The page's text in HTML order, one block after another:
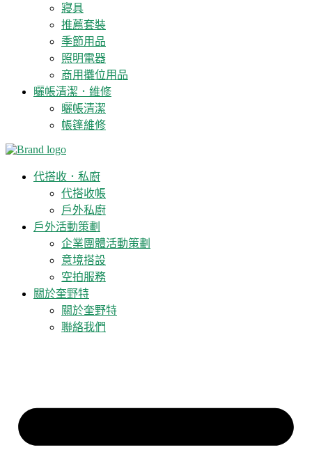
寢具
推薦套裝
季節用品
照明電器
商用攤位用品
曬帳清潔．維修
曬帳清潔
帳篷維修
代搭收．私廚
代搭收帳
戶外私廚
戶外活動策劃
企業團體活動策劃
意境搭設
空拍服務
關於奎野特
關於奎野特
聯絡我們